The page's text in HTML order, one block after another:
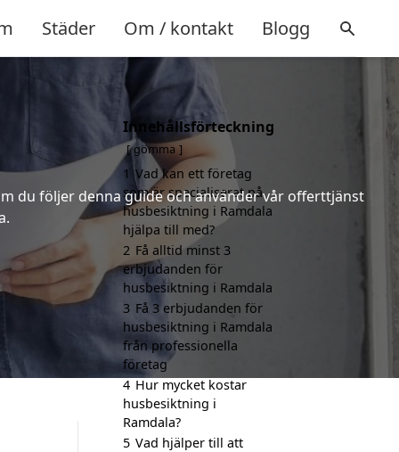
Städer Om / kontakt Blogg
du följer denna guide och använder vår offerttjänst
Innehållsförteckning
gömma
1 Vad kan ett företag
som är specialiserat på
husbesiktning i Ramdala
hjälpa till med?
2 Få alltid minst 3
erbjudanden för
husbesiktning i Ramdala
3 Få 3 erbjudanden för
husbesiktning i Ramdala
från professionella
företag
4 Hur mycket kostar
husbesiktning i
Ramdala?
5 Vad hjälper till att